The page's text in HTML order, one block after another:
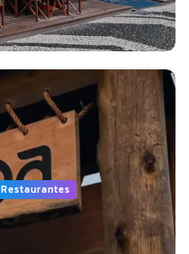
Restaurantes